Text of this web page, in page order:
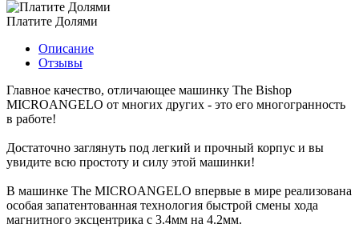
Платите Долями
Описание
Отзывы
Главное качество, отличающее машинку The Bishop
MICROANGELO от многих других - это его многогранность
в работе!
Достаточно заглянуть под легкий и прочный корпус и вы
увидите всю простоту и силу этой машинки!
В машинке The MICROANGELO впервые в мире реализована
особая запатентованная технология быстрой смены хода
магнитного эксцентрика с 3.4мм на 4.2мм.